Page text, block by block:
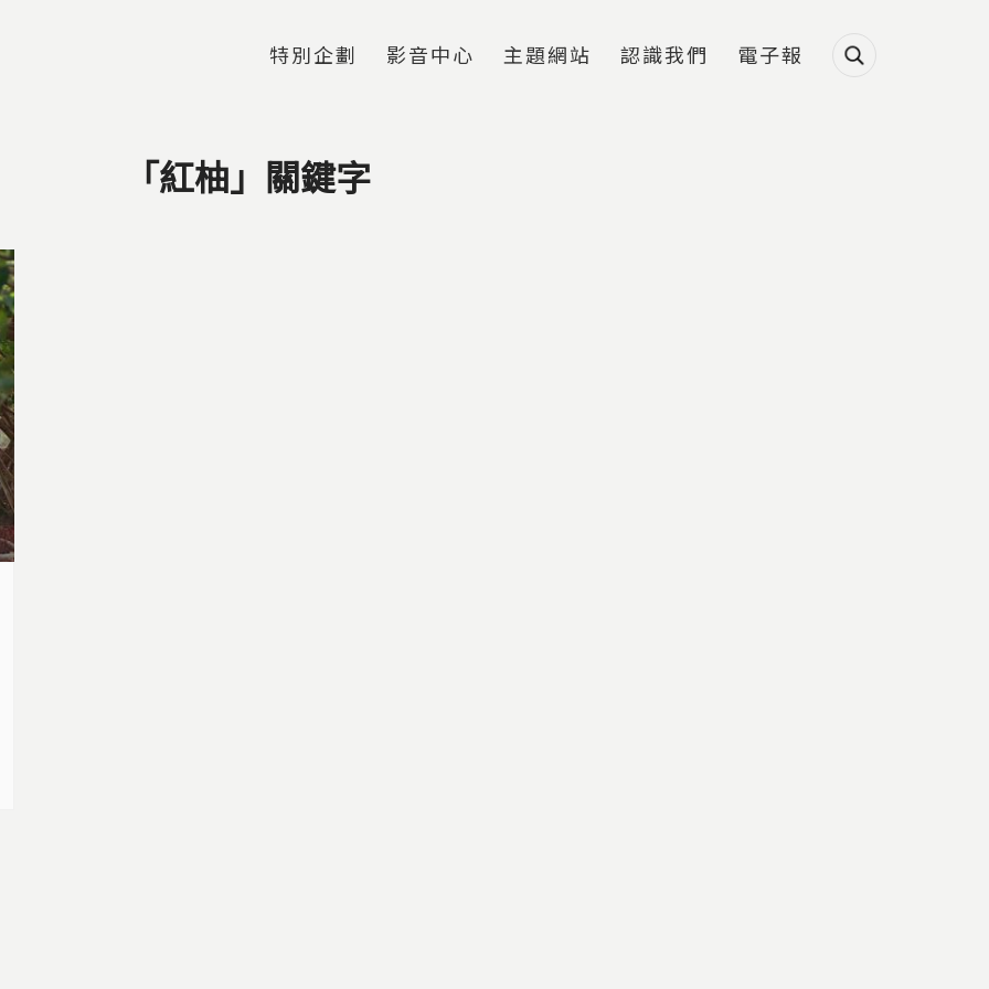
特別企劃 影音中心 主題網站 認識我們 電子報
「紅柚」關鍵字